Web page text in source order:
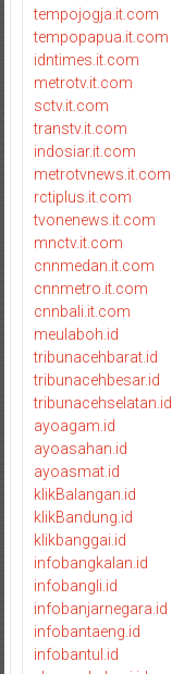
tempojogja.it.com
tempopapua.it.com
idntimes.it.com
metrotv.it.com
sctv.it.com
transtv.it.com
indosiar.it.com
metrotvnews.it.com
rctiplus.it.com
tvonenews.it.com
mnctv.it.com
cnnmedan.it.com
cnnmetro.it.com
cnnbali.it.com
meulaboh.id
tribunacehbarat.id
tribunacehbesar.id
tribunacehselatan.id
ayoagam.id
ayoasahan.id
ayoasmat.id
klikBalangan.id
klikBandung.id
klikbanggai.id
infobangkalan.id
infobangli.id
infobanjarnegara.id
infobantaeng.id
infobantul.id